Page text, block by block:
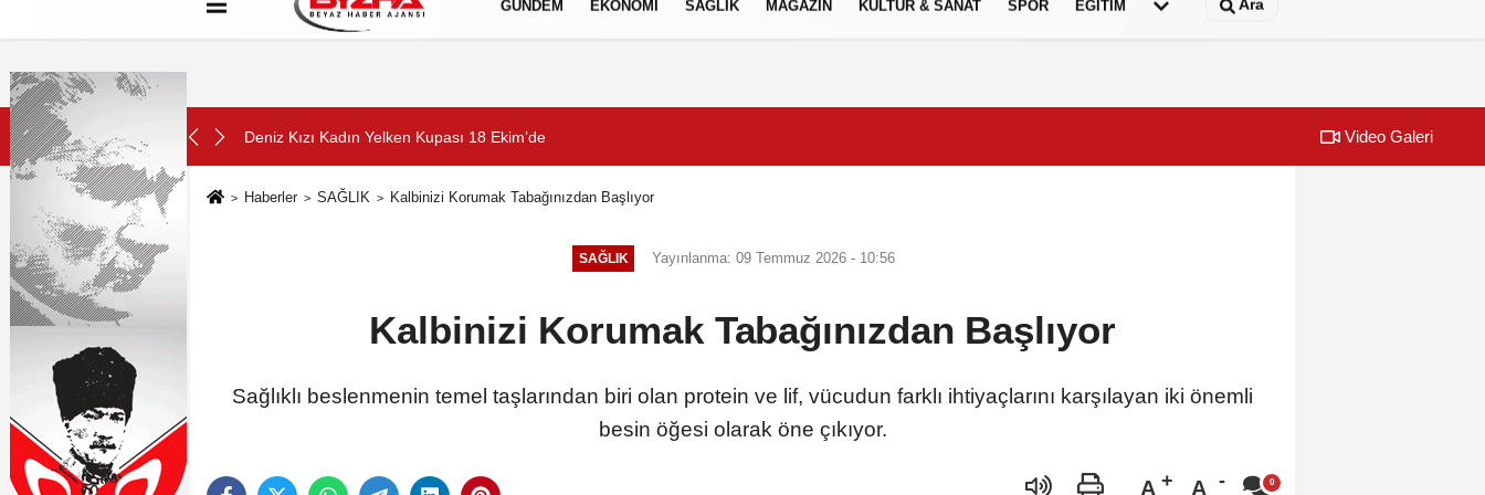
Hakkımızda Künye Çerez Politikası
GÜNDEM EKONOMİ SAĞLIK MAGAZİN KÜLTÜR & SANAT SPOR EĞİTİM Ara
SON DAKİKA:
kitabı yeni baskısını Titanic Luxury Collection Bodrum'da kutladı
Deniz Kızı Kadın Yelken Kupası 18 Ekim’de Başkan Şadi
Video Galeri
Haberler SAĞLIK Kalbinizi Korumak Tabağınızdan Başlıyor
SAĞLIK Yayınlanma: 09 Temmuz 2026 - 10:56
Kalbinizi Korumak Tabağınızdan Başlıyor
Sağlıklı beslenmenin temel taşlarından biri olan protein ve lif, vücudun farklı ihtiyaçlarını karşılayan iki önemli
besin öğesi olarak öne çıkıyor.
A A